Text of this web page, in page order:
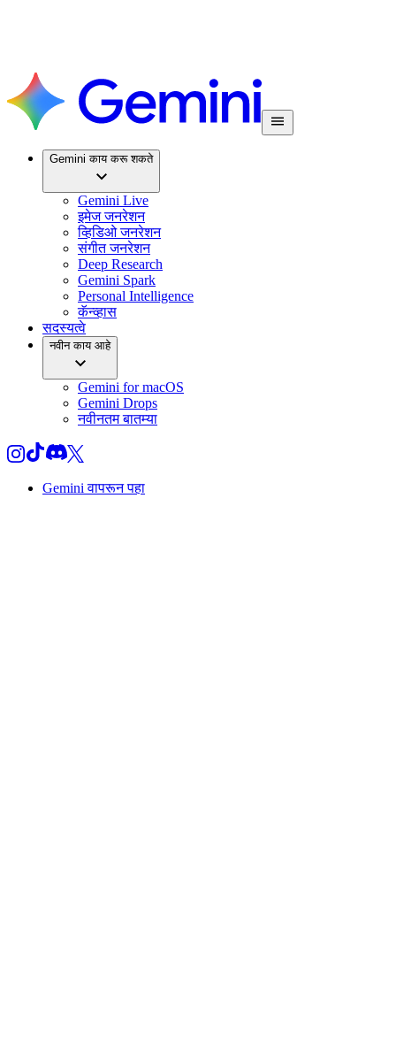
Gemini काय करू शकते
Gemini Live
इमेज जनरेशन
व्हिडिओ जनरेशन
संगीत जनरेशन
Deep Research
Gemini Spark
Personal Intelligence
कॅन्व्हास
सदस्यत्वे
नवीन काय आहे
Gemini for macOS
Gemini Drops
नवीनतम बातम्या
Gemini वापरून पहा